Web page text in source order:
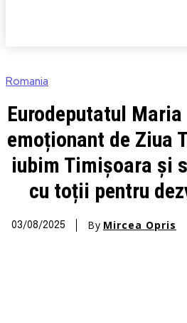
Romania
Eurodeputatul
emoționant de Ziua
iubim Timișoara și
cu toții pentru
03/08/2025 By Mircea Opris